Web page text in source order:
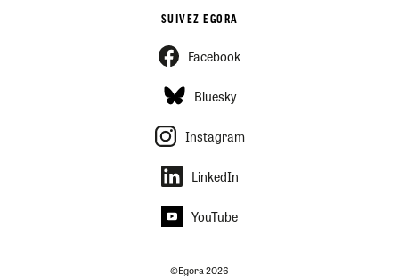
SUIVEZ EGORA
Facebook
Bluesky
Instagram
LinkedIn
YouTube
©Egora 2026